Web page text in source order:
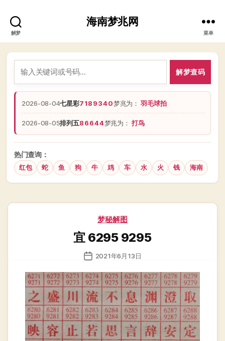
解梦
海南梦兆网
菜单
解梦查码
2026-08-04七星彩7189340梦兆为：羽毛球拍
2026-08-05排列五86644梦兆为：打鸟
热门查询：
红包 蛇 鱼 狗 牛 鸡 车 水 火 钱 海南
分
梦秘解图
宜 6295 9295
发
日
期
2021年6月13日